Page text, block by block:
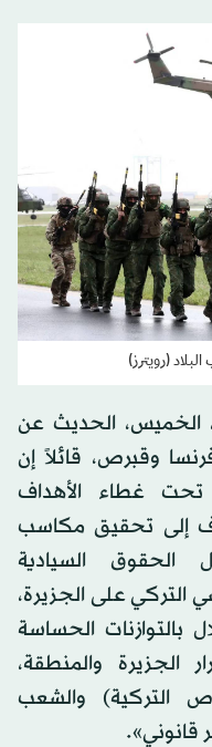
(رويترز)
الخميس، الحديث عن
وقبرص، قائلاً إن
تحت غطاء الأهداف
إلى تحقيق مكاسب
الحقوق السيادية
التركي على الجزيرة،
الحساسة
الجزيرة والمنطقة،
التركية) والشعب
قانوني».